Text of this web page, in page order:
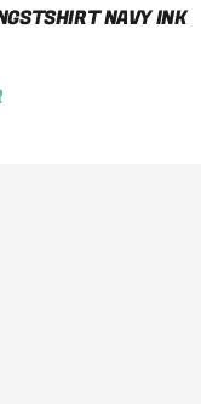
NAVY INK
ALTERNATIV